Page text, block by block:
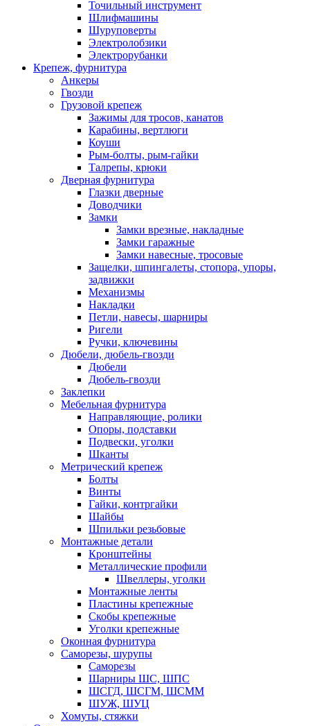
Точильный инструмент
Шлифмашины
Шуруповерты
Электролобзики
Электрорубанки
Крепеж, фурнитура
Анкеры
Гвозди
Грузовой крепеж
Зажимы для тросов, канатов
Карабины, вертлюги
Коуши
Рым-болты, рым-гайки
Талрепы, крюки
Дверная фурнитура
Глазки дверные
Доводчики
Замки
Замки врезные, накладные
Замки гаражные
Замки навесные, тросовые
Защелки, шпингалеты, стопора, упоры,
задвижки
Механизмы
Накладки
Петли, навесы, шарниры
Ригели
Ручки, ключевины
Дюбели, дюбель-гвозди
Дюбели
Дюбель-гвозди
Заклепки
Мебельная фурнитура
Направляющие, ролики
Опоры, подставки
Подвески, уголки
Шканты
Метрический крепеж
Болты
Винты
Гайки, контргайки
Шайбы
Шпильки резьбовые
Монтажные детали
Кронштейны
Металлические профили
Швеллеры, уголки
Монтажные ленты
Пластины крепежные
Скобы крепежные
Уголки крепежные
Оконная фурнитура
Саморезы, шурупы
Саморезы
Шарниры ШС, ШПС
ШСГД, ШСГМ, ШСММ
ШУЖ, ШУЦ
Хомуты, стяжки